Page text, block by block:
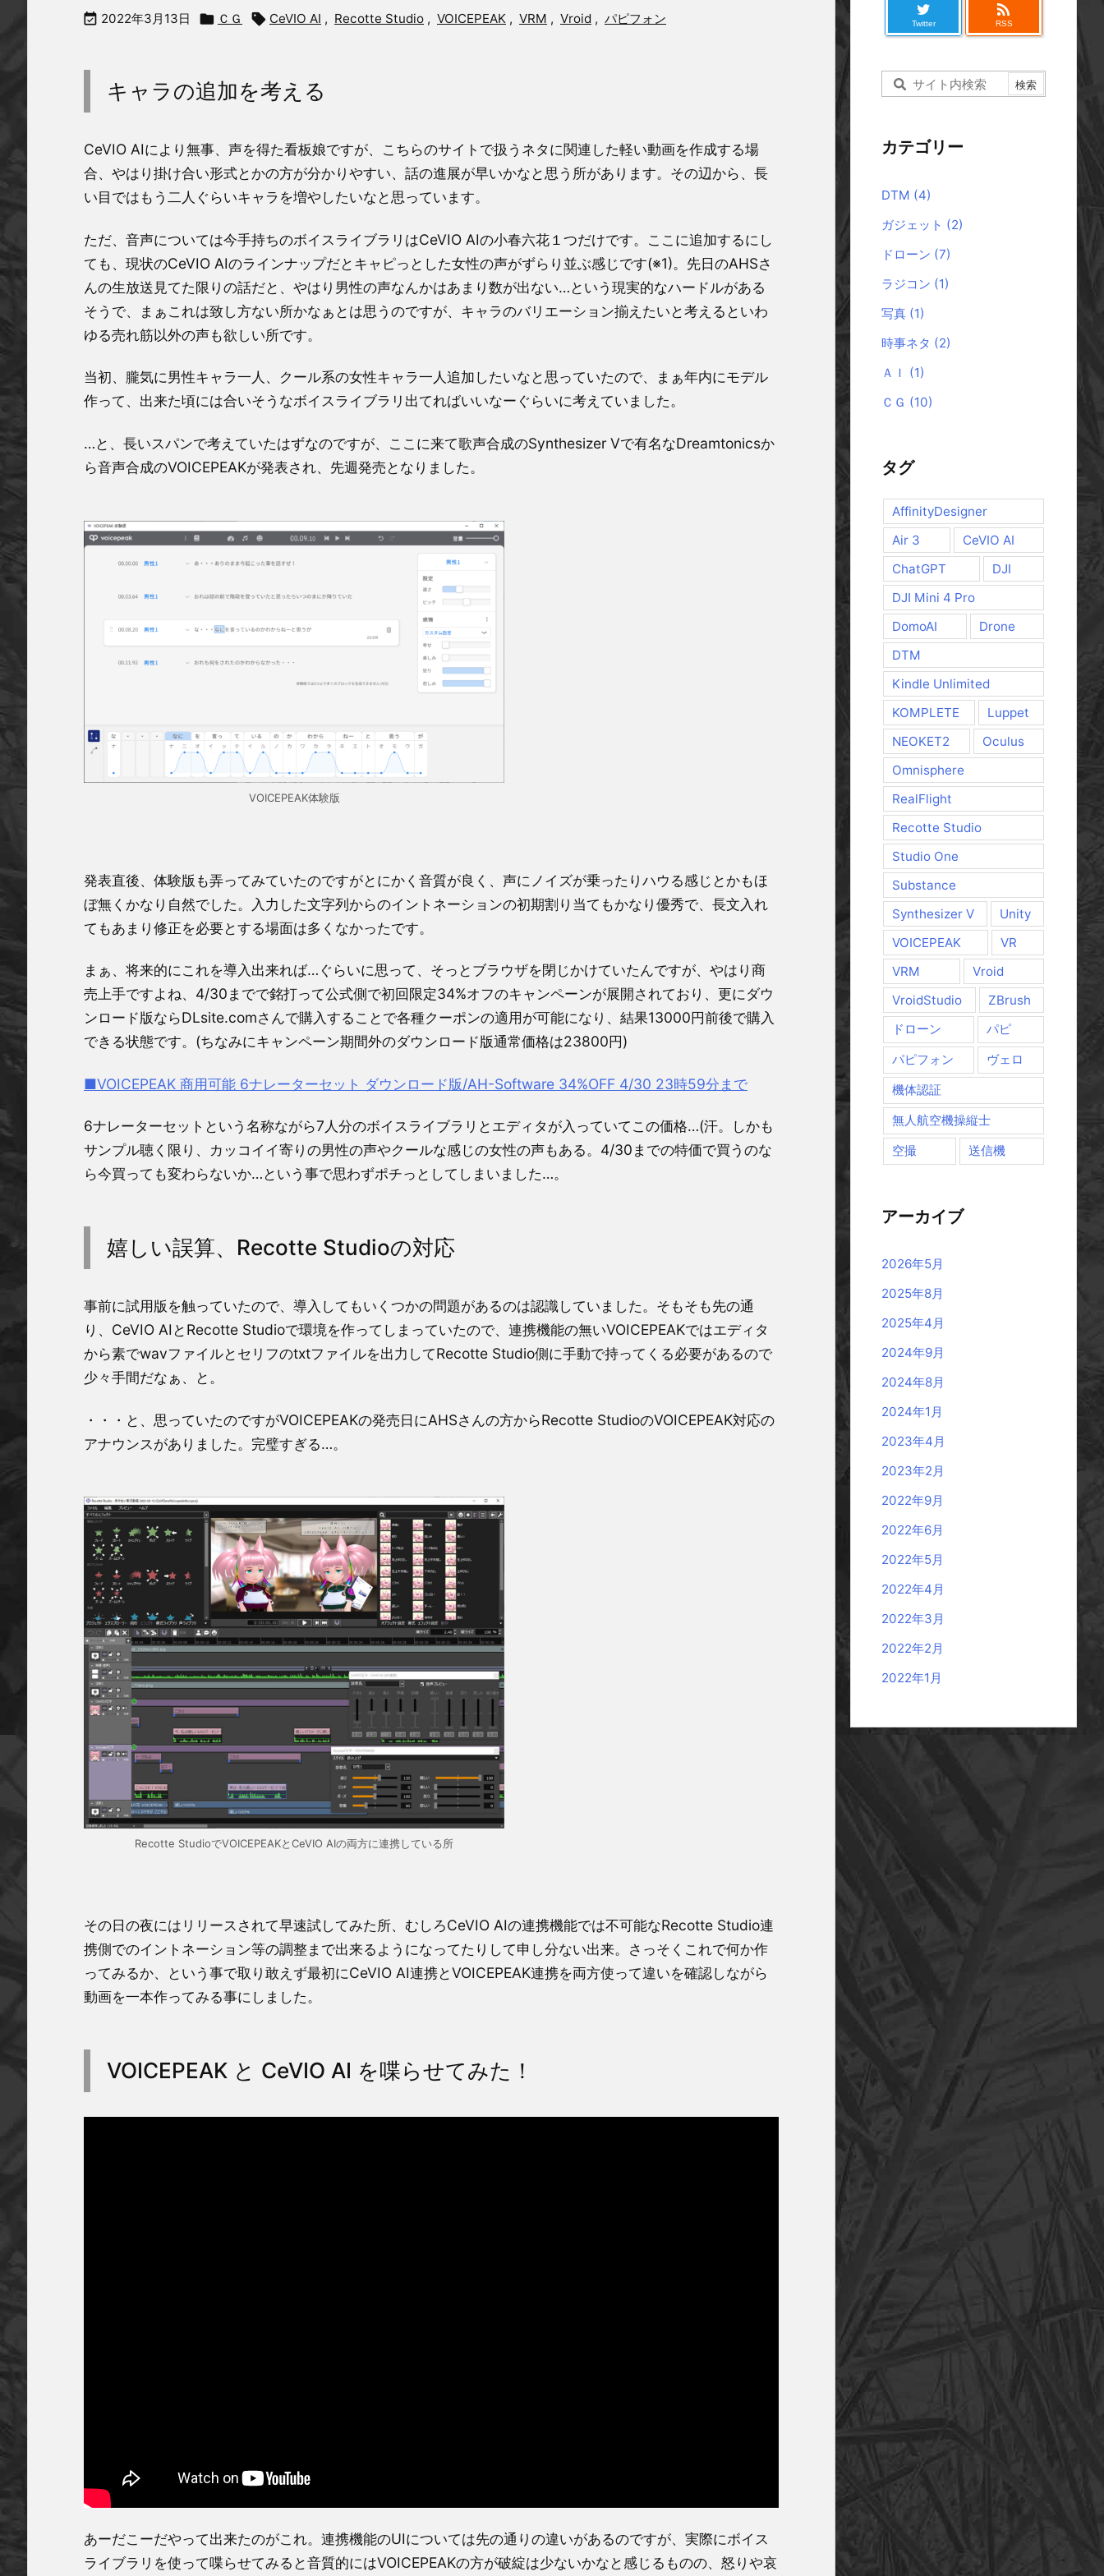
 2022年3月13日  ＣＧ  CeVIO AI , Recotte Studio , VOICEPEAK , VRM , Vroid , パピフォン
キャラの追加を考える
CeVIO AIにより無事、声を得た看板娘ですが、こちらのサイトで扱うネタに関連した軽い動画を作成する場
合、やはり掛け合い形式とかの方が分かりやすい、話の進展が早いかなと思う所があります。その辺から、長
い目ではもう二人ぐらいキャラを増やしたいなと思っています。
ただ、音声については今手持ちのボイスライブラリはCeVIO AIの小春六花１つだけです。ここに追加するにし
ても、現状のCeVIO AIのラインナップだとキャピっとした女性の声がずらり並ぶ感じです(※1)。先日のAHSさ
んの生放送見てた限りの話だと、やはり男性の声なんかはあまり数が出ない…という現実的なハードルがある
そうで、まぁこれは致し方ない所かなぁとは思うのですが、キャラのバリエーション揃えたいと考えるといわ
ゆる売れ筋以外の声も欲しい所です。
当初、朧気に男性キャラ一人、クール系の女性キャラ一人追加したいなと思っていたので、まぁ年内にモデル
作って、出来た頃には合いそうなボイスライブラリ出てればいいなーぐらいに考えていました。
…と、長いスパンで考えていたはずなのですが、ここに来て歌声合成のSynthesizer Vで有名なDreamtonicsか
ら音声合成のVOICEPEAKが発表され、先週発売となりました。
VOICEPEAK体験版
発表直後、体験版も弄ってみていたのですがとにかく音質が良く、声にノイズが乗ったりハウる感じとかもほ
ぼ無くかなり自然でした。入力した文字列からのイントネーションの初期割り当てもかなり優秀で、長文入れ
てもあまり修正を必要とする場面は多くなかったです。
まぁ、将来的にこれを導入出来れば…ぐらいに思って、そっとブラウザを閉じかけていたんですが、やはり商
売上手ですよね、4/30までで銘打って公式側で初回限定34%オフのキャンペーンが展開されており、更にダウ
ンロード版ならDLsite.comさんで購入することで各種クーポンの適用が可能になり、結果13000円前後で購入
できる状態です。(ちなみにキャンペーン期間外のダウンロード版通常価格は23800円)
■VOICEPEAK 商用可能 6ナレーターセット ダウンロード版/AH-Software 34%OFF 4/30 23時59分まで
6ナレーターセットという名称ながら7人分のボイスライブラリとエディタが入っていてこの価格…(汗。しかも
サンプル聴く限り、カッコイイ寄りの男性の声やクールな感じの女性の声もある。4/30までの特価で買うのな
ら今買っても変わらないか…という事で思わずポチっとしてしまいました…。
嬉しい誤算、Recotte Studioの対応
事前に試用版を触っていたので、導入してもいくつかの問題があるのは認識していました。そもそも先の通
り、CeVIO AIとRecotte Studioで環境を作ってしまっていたので、連携機能の無いVOICEPEAKではエディタ
から素でwavファイルとセリフのtxtファイルを出力してRecotte Studio側に手動で持ってくる必要があるので
少々手間だなぁ、と。
・・・と、思っていたのですがVOICEPEAKの発売日にAHSさんの方からRecotte StudioのVOICEPEAK対応の
アナウンスがありました。完璧すぎる…。
Recotte StudioでVOICEPEAKとCeVIO AIの両方に連携している所
その日の夜にはリリースされて早速試してみた所、むしろCeVIO AIの連携機能では不可能なRecotte Studio連
携側でのイントネーション等の調整まで出来るようになってたりして申し分ない出来。さっそくこれで何か作
ってみるか、という事で取り敢えず最初にCeVIO AI連携とVOICEPEAK連携を両方使って違いを確認しながら
動画を一本作ってみる事にしました。
VOICEPEAK と CeVIO AI を喋らせてみた！
あーだこーだやって出来たのがこれ。連携機能のUIについては先の通りの違いがあるのですが、実際にボイス
ライブラリを使って喋らせてみると音質的にはVOICEPEAKの方が破綻は少ないかなと感じるものの、怒りや哀
Twitter

RSS
カテゴリー
DTM (4)
ガジェット (2)
ドローン (7)
ラジコン (1)
写真 (1)
時事ネタ (2)
ＡＩ (1)
ＣＧ (10)
タグ
AffinityDesigner
Air 3
CeVIO AI
ChatGPT
DJI
DJI Mini 4 Pro
DomoAI
Drone
DTM
Kindle Unlimited
KOMPLETE
Luppet
NEOKET2
Oculus
Omnisphere
RealFlight
Recotte Studio
Studio One
Substance
Synthesizer V
Unity
VOICEPEAK
VR
VRM
Vroid
VroidStudio
ZBrush
ドローン
パピ
パピフォン
ヴェロ
機体認証
無人航空機操縦士
空撮
送信機
アーカイブ
2026年5月
2025年8月
2025年4月
2024年9月
2024年8月
2024年1月
2023年4月
2023年2月
2022年9月
2022年6月
2022年5月
2022年4月
2022年3月
2022年2月
2022年1月